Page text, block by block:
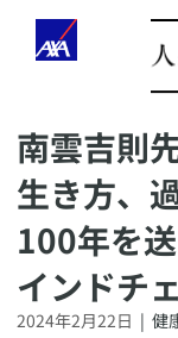
「人生100年の
健康のこと-
お金のこと-
会社経営のこ
南雲吉則
生き方、
100年を
インドチ
2024年2月22日 | 健